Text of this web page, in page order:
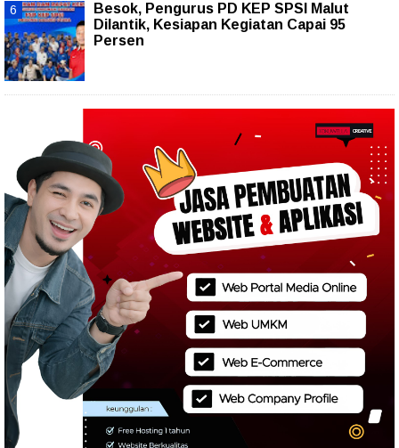
Besok, Pengurus PD KEP SPSI Malut
Dilantik, Kesiapan Kegiatan Capai 95
Persen